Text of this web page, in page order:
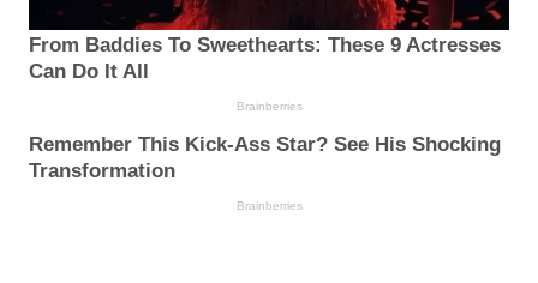
From Baddies To Sweethearts: These 9 Actresses
Can Do It All
Brainberries
Remember This Kick-Ass Star? See His Shocking
Transformation
Brainberries